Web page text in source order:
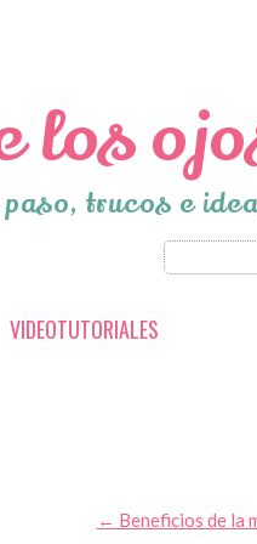
los
trucos e
VIDEOTUTORIALES
← Beneficios de la